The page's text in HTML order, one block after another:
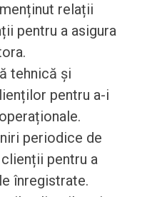
relații
pentru a asigura
tehnică și
pentru a-i
periodice de
pentru a
înregistrate.